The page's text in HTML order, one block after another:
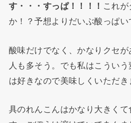
す・・・すっぱ！！！！ これ
か！？予想よりだいぶ酸っぱい
酸味だけでなく、かなりクセ
人も多そう。でも私はこうい
は好きなので美味しくいただき
具のれんこんはかなり大きくて